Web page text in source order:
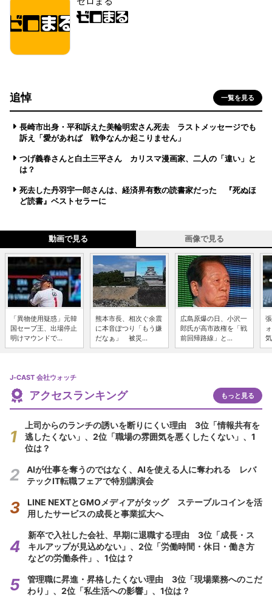
追悼 一覧を見る
長崎市出身・平和訴えた美輪明宏さん死去 ラストメッセージでも
訴え「愛があれば 戦争なんか起こりません」
つげ義春さんと白土三平さん カリスマ漫画家、二人の「違い」と
は？
死去した丹羽宇一郎さんは、経済界有数の読書家だった 『死ぬほ
ど読書』ベストセラーに
動画で見る 画像で見る
「異物使用疑惑」元韓
国セーブ王、出場停止
明けマウンドで...
熊本市長、相次ぐ余震
に本音ぽつり「もう嫌
だなぁ」 被災...
広島原爆の日、小沢一
郎氏が高市政権を「戦
前回帰路線」と...
J-CAST 会社ウォッチ
アクセスランキング もっと見る
上司からのランチの誘いを断りにくい理由 3位「情報共有を
逃したくない」、2位「職場の雰囲気を悪くしたくない」、1
位は？
AIが仕事を奪うのではなく、AIを使える人に奪われる レバ
テックIT転職フェアで特別講演会
LINE NEXTとGMOメディアがタッグ ステーブルコインを活
用したサービスの成長と事業拡大へ
新卒で入社した会社、早期に退職する理由 3位「成長・ス
キルアップが見込めない」、2位「労働時間・休日・働き方
などの労働条件」、1位は？
管理職に昇進・昇格したくない理由 3位「現場業務へのこだ
わり」、2位「私生活への影響」、1位は？